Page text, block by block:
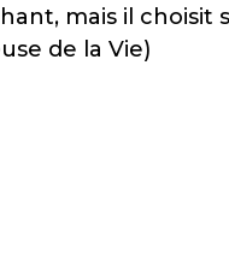
mais il
de la Vie)